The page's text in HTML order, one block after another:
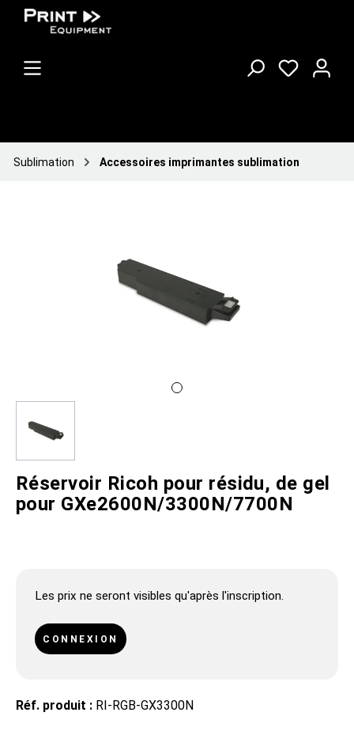
Sublimation Accessoires imprimantes sublimation
Réservoir Ricoh pour résidu, de gel
pour GXe2600N/3300N/7700N
Les prix ne seront visibles qu'après l'inscription.
CONNEXION
Réf. produit : RI-RGB-GX3300N